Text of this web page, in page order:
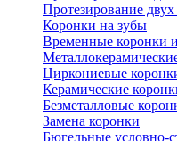
Протезирование двух
Коронки на зубы
Временные коронки
Циркониевые
Керамические
Безметалловые
Замена коронки
Бюгельные условно-